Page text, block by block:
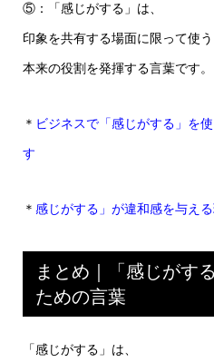
⑤：「感じがする」は、
印象を共有する場面に限って使う
本来の役割を発揮する言葉です。
＊ ビジネスで「感じがする」を
す
＊ 感じがする」が違和感を与え
まとめ｜「感じがす
ための言葉
「感じがする」は、